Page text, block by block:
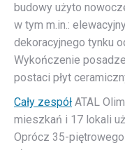
budowy użyto
w tym m.in.:
dekoracyjnego tynku
Wykończenie
postaci płyt
Cały zespół ATAL
mieszkań i 17 lokali
Oprócz 35-